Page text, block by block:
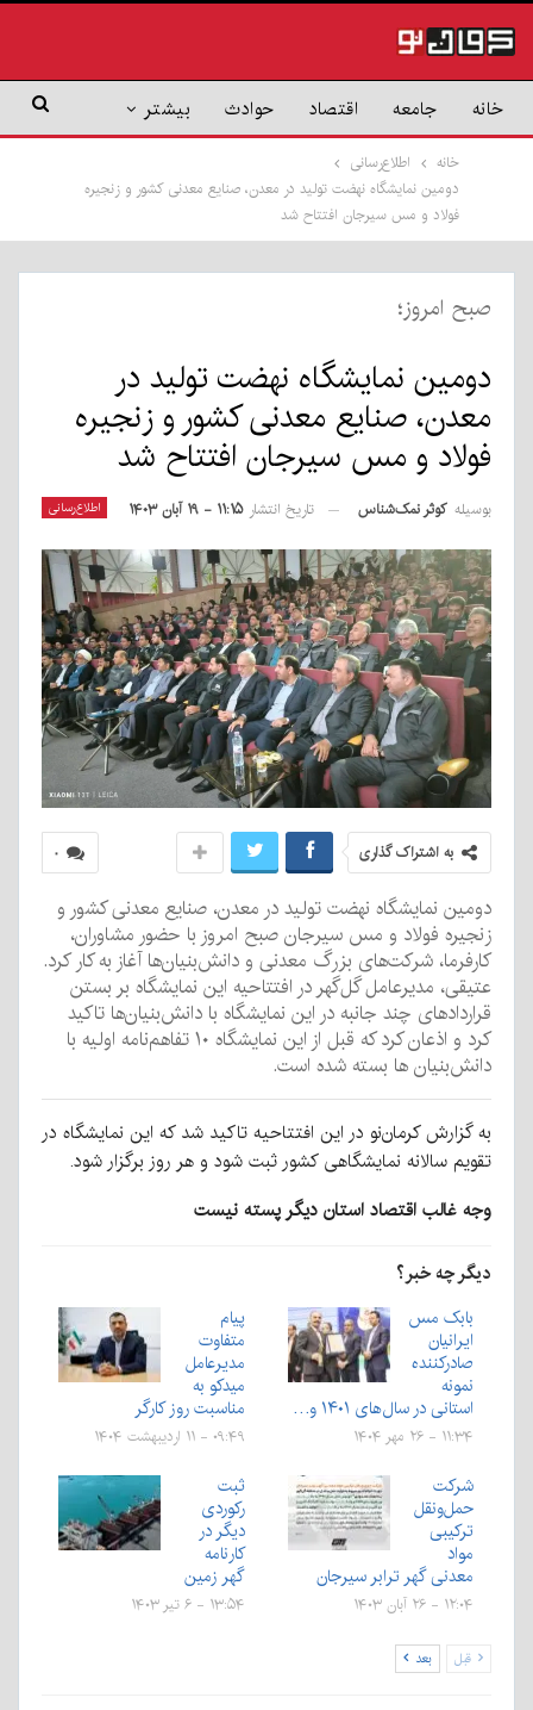
خانه جامعه اقتصاد حوادث بیشتر
خانه
اطلاع‌رسانی
دومین نمایشگاه نهضت تولید در معدن، صنایع معدنی کشور و زنجیره
فولاد و مس سیرجان افتتاح شد
صبح امروز؛
دومین نمایشگاه نهضت تولید در
معدن، صنایع معدنی کشور و زنجیره
فولاد و مس سیرجان افتتاح شد
اطلاع‌رسانی بوسیله کوثر نمک‌شناس تاریخ انتشار ۱۱:۱۵ - ۱۹ آبان ۱۴۰۳
۰ به اشتراک گذاری
دومین نمایشگاه نهضت تولید در معدن، صنایع معدنی کشور و
زنجیره فولاد و مس سیرجان صبح امروز با حضور مشاوران،
کارفرما، شرکت‌های بزرگ معدنی و دانش‌بنیان‌ها آغاز به کار کرد.
عتیقی، مدیرعامل گل‌گهر در افتتاحیه این نمایشگاه بر بستن
قراردادهای چند جانبه در این نمایشگاه با دانش‌بنیان‌ها تاکید
کرد و اذعان کرد که قبل از این نمایشگاه ۱۰ تفاهم‌نامه اولیه با
دانش‌بنیان ها بسته شده است.
به گزارش کرمان‌نو در این افتتاحیه تاکید شد که این نمایشگاه در
تقویم سالانه نمایشگاهی کشور ثبت شود و هر روز برگزار شود.
وجه غالب اقتصاد استان دیگر پسته نیست
دیگر چه خبر؟
بابک مس
ایرانیان
صادرکننده
نمونه
استانی در سال‌های ۱۴۰۱ و…
۱۱:۳۴ - ۲۶ مهر ۱۴۰۴
پیام
متفاوت
مدیرعامل
میدکو به
مناسبت روز کارگر
۰۹:۴۹ - ۱۱ اردیبهشت ۱۴۰۴
شرکت
حمل‌ونقل
ترکیبی
مواد
معدنی گهر ترابر سیرجان
۱۲:۰۴ - ۲۶ آبان ۱۴۰۳
ثبت
رکوردی
دیگر در
کارنامه
گهر زمین
۱۳:۵۴ - ۶ تیر ۱۴۰۳
قبل بعد